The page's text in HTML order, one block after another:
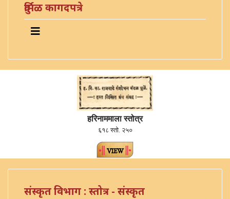
दुर्मिळ कागदपत्रे
हरिनाममाला स्तोत्र
६१८ स्तो. २५०
संस्कृत विभाग : स्तोत्र - संस्कृत